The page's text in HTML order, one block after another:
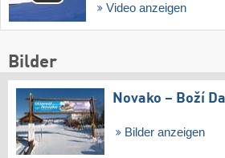
Video anzeigen
Bilder
Novako – Boží
Bilder anzeigen